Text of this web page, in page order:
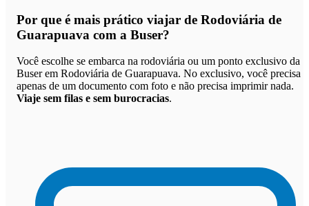
Por que é mais prático viajar de Rodoviária de
Guarapuava com a Buser?
Você escolhe se embarca na rodoviária ou um ponto exclusivo da
Buser em Rodoviária de Guarapuava. No exclusivo, você precisa
apenas de um documento com foto e não precisa imprimir nada.
Viaje sem filas e sem burocracias.